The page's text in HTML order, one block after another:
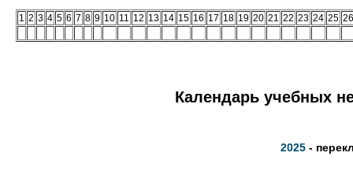
1 2 3 4 5 6 7 8 9 10 11 12 13 14 15 16 17 18 19 20 21 22 23 24 25 26
Календарь учебных
2025 -